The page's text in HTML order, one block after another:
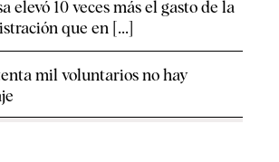
elevó 10 veces más el gasto de la
que en [...]
mil voluntarios no hay